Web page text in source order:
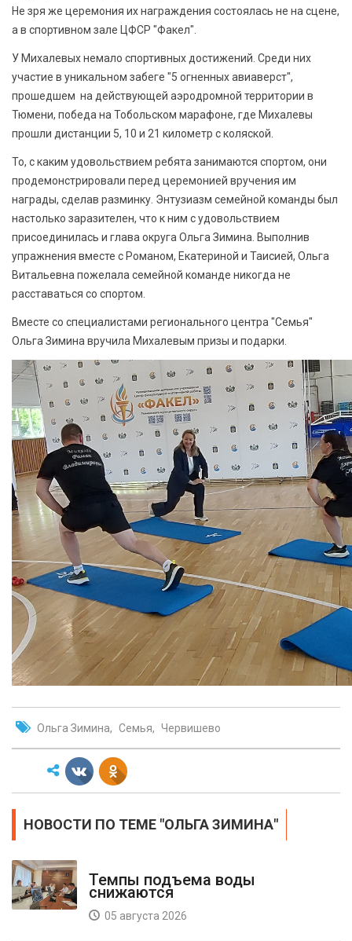
Не зря же церемония их награждения состоялась не на сцене,
а в спортивном зале ЦФСР "Факел".
У Михалевых немало спортивных достижений. Среди них
участие в уникальном забеге "5 огненных авиаверст",
прошедшем на действующей аэродромной территории в
Тюмени, победа на Тобольском марафоне, где Михалевы
прошли дистанции 5, 10 и 21 километр с коляской.
То, с каким удовольствием ребята занимаются спортом, они
продемонстрировали перед церемонией вручения им
награды, сделав разминку. Энтузиазм семейной команды был
настолько заразителен, что к ним с удовольствием
присоединилась и глава округа Ольга Зимина. Выполнив
упражнения вместе с Романом, Екатериной и Таисией, Ольга
Витальевна пожелала семейной команде никогда не
расставаться со спортом.
Вместе со специалистами регионального центра "Семья"
Ольга Зимина вручила Михалевым призы и подарки.
Ольга Зимина Семья Червишево
НОВОСТИ ПО ТЕМЕ "ОЛЬГА ЗИМИНА"
Темпы подъема воды
снижаются
05 августа 2026